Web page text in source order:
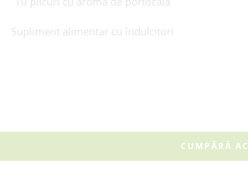
Supliment alimentar cu îndulcitori
CUMPĂRĂ